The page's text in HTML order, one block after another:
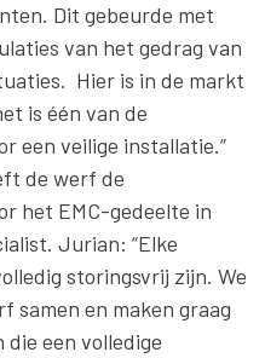
Dit gebeurde met
van het gedrag van
Hier is in de markt
is één van de
een veilige installatie.”
de werf de
het EMC-gedeelte in
Jurian: “Elke
storingsvrij zijn. We
samen en maken graag
een volledige